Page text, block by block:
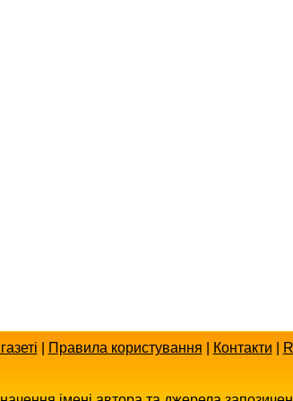
Правила користування Контакти